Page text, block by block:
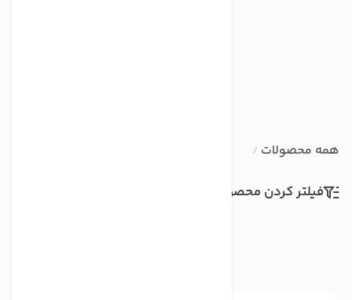
همه محصولات /
فیلتر کردن محصولات